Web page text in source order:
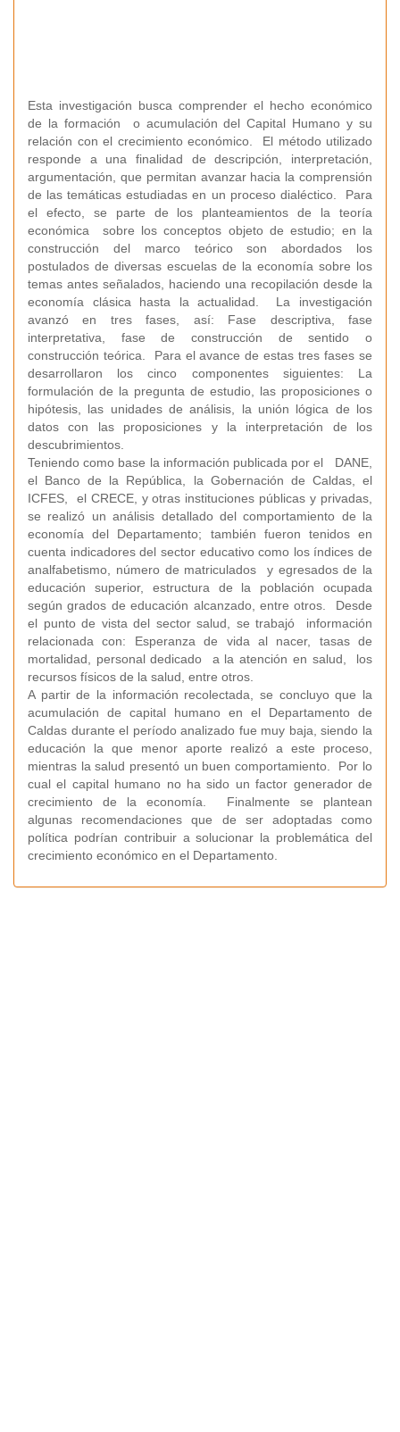
Esta investigación busca comprender el hecho económico
de la formación o acumulación del Capital Humano y su
relación con el crecimiento económico. El método utilizado
responde a una finalidad de descripción, interpretación,
argumentación, que permitan avanzar hacia la comprensión
de las temáticas estudiadas en un proceso dialéctico. Para
el efecto, se parte de los planteamientos de la teoría
económica sobre los conceptos objeto de estudio; en la
construcción del marco teórico son abordados los
postulados de diversas escuelas de la economía sobre los
temas antes señalados, haciendo una recopilación desde la
economía clásica hasta la actualidad. La investigación
avanzó en tres fases, así: Fase descriptiva, fase
interpretativa, fase de construcción de sentido o
construcción teórica. Para el avance de estas tres fases se
desarrollaron los cinco componentes siguientes: La
formulación de la pregunta de estudio, las proposiciones o
hipótesis, las unidades de análisis, la unión lógica de los
datos con las proposiciones y la interpretación de los
descubrimientos.
Teniendo como base la información publicada por el DANE,
el Banco de la República, la Gobernación de Caldas, el
ICFES, el CRECE, y otras instituciones públicas y privadas,
se realizó un análisis detallado del comportamiento de la
economía del Departamento; también fueron tenidos en
cuenta indicadores del sector educativo como los índices de
analfabetismo, número de matriculados y egresados de la
educación superior, estructura de la población ocupada
según grados de educación alcanzado, entre otros. Desde
el punto de vista del sector salud, se trabajó información
relacionada con: Esperanza de vida al nacer, tasas de
mortalidad, personal dedicado a la atención en salud, los
recursos físicos de la salud, entre otros.
A partir de la información recolectada, se concluyo que la
acumulación de capital humano en el Departamento de
Caldas durante el período analizado fue muy baja, siendo la
educación la que menor aporte realizó a este proceso,
mientras la salud presentó un buen comportamiento. Por lo
cual el capital humano no ha sido un factor generador de
crecimiento de la economía. Finalmente se plantean
algunas recomendaciones que de ser adoptadas como
política podrían contribuir a solucionar la problemática del
crecimiento económico en el Departamento.